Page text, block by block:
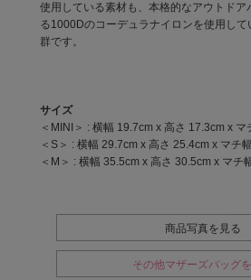
使用している素材も、本格的なアウトド
る1000Dのコーデュラナイロンを使用して
群です。
サイズ
＜MINI＞ : 横幅 19.7cm x 高さ 17.3cm x マ
＜S＞ : 横幅 29.7cm x 高さ 25.4cm x マチ
＜M＞ : 横幅 35.5cm x 高さ 30.5cm x マチ
商品写真を見る
その他マザーズバッグ